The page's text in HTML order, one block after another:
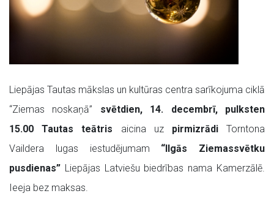
Liepājas Tautas mākslas un kultūras centra sarīkojuma ciklā
“Ziemas noskaņā” svētdien, 14. decembrī, pulksten
15.00 Tautas teātris aicina uz pirmizrādiTorntona
Vaildera lugas iestudējumam “Ilgās Ziemassvētku
pusdienas” Liepājas Latviešu biedrības nama Kamerzālē.
Ieeja bez maksas.